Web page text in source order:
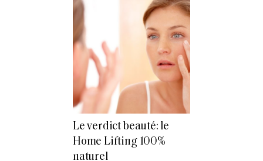
Le verdict beauté: le
Home Lifting 100%
naturel